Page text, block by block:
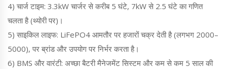
4) चार्ज टाइम: 3.3kW चार्जर से करीब 5 घंटे, 7kW से 2.5 घंटे का गणित
चलता है (थ्योरी पर)।
5) साइकिल लाइफ: LiFePO4 आमतौर पर हजारों चक्र देती है (लगभग 2000–
5000), पर ब्रांड और उपयोग पर निर्भर करता है।
6) BMS और वारंटी: अच्छा बैटरी मैनेजमेंट सिस्टम और कम से कम 5 साल की